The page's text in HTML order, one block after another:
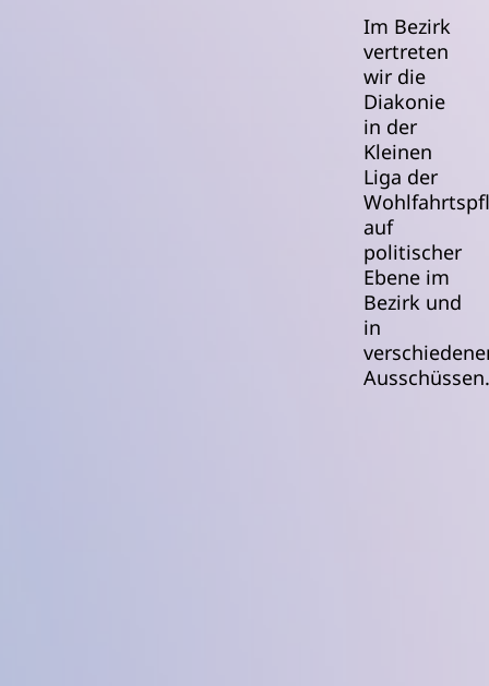
Im Bezirk
vertreten
wir die
Diakonie
in der
Kleinen
Liga der
auf
politischer
Ebene im
Bezirk und
in